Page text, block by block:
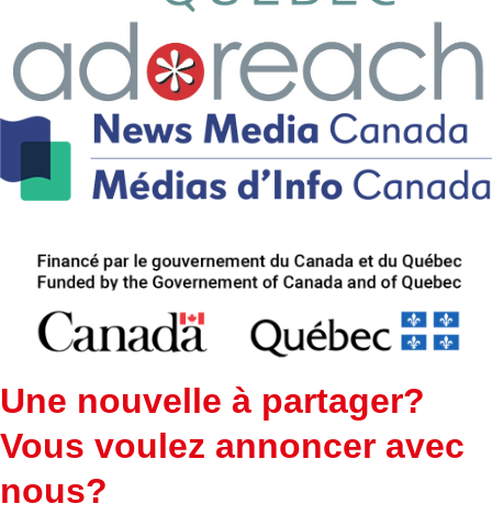
Une nouvelle à partager?
Vous voulez annoncer avec
nous?